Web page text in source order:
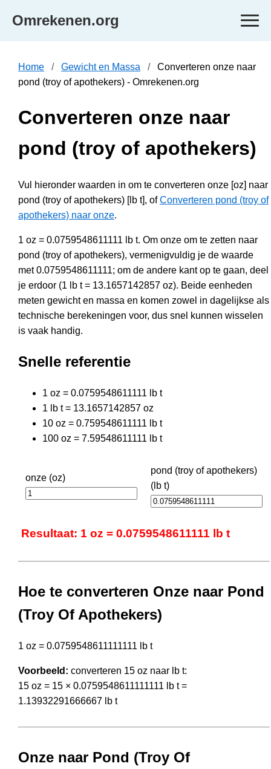
Omrekenen.org
Home Gewicht en Massa
Converteren onze naar
pond (troy of apothekers) - Omrekenen.org
Converteren onze naar
pond (troy of apothekers)
Vul hieronder waarden in om te converteren onze [oz] naar
pond (troy of apothekers) [lb t], ofConverteren pond (troy of
apothekers) naar onze.
1 oz = 0.0759548611111 lb t. Om onze om te zetten naar
pond (troy of apothekers), vermenigvuldig je de waarde
met 0.0759548611111; om de andere kant op te gaan, deel
je erdoor (1 lb t = 13.1657142857 oz). Beide eenheden
meten gewicht en massa en komen zowel in dagelijkse als
technische berekeningen voor, dus snel kunnen wisselen
is vaak handig.
Snelle referentie
1 oz = 0.0759548611111 lb t
1 lb t = 13.1657142857 oz
10 oz = 0.759548611111 lb t
100 oz = 7.59548611111 lb t
onze (oz)
pond (troy of apothekers)
(lb t)
Resultaat: 1 oz = 0.0759548611111 lb t
Hoe te converteren Onze naar Pond
(Troy Of Apothekers)
1 oz = 0.0759548611111111 lb t
Voorbeeld: converteren 15 oz naar lb t:
15 oz = 15 × 0.0759548611111111 lb t =
1.13932291666667 lb t
Onze naar Pond (Troy Of